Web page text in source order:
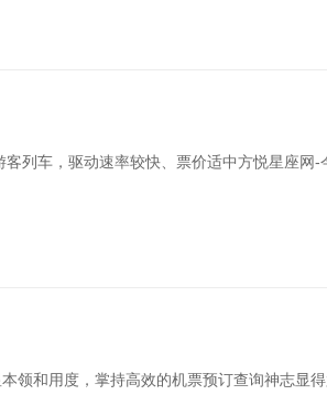
列车，驱动速率较快、票价适中方悦星座网-
领和用度，掌持高效的机票预订查询神志显